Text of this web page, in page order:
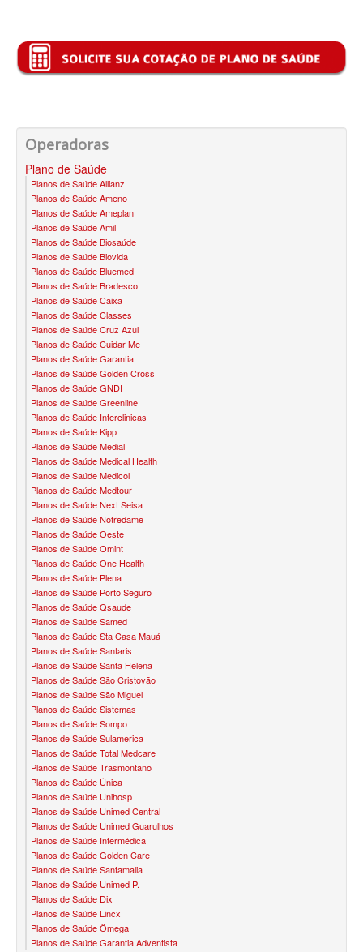
BLUE MED PLANO DE SAÚDE FAMILIAR
BIOVIDA PLANO DE SAÚDE FAMILIAR
GNDI PLANO DE SAÚDE FAMILIAR
GARANTIA GS PLANO DE SAÚDE FAMILIAR
INTERCLINICAS PLANO DE SAÚDE FAMILIAR
KIPP PLANO DE SAÚDE FAMILIAR
MED TOUR PLANO DE SAÚDE FAMILIAR
MEDICAL HEALTH PLANO DE SAÚDE FAMILIAR
PLENA PLANO DE SAÚDE FAMILIAR
QSAUDE PLANO DE SAÚDE FAMILIAR
SANTA HELENA PLANO DE SAÚDE FAMILIAR
SANTARIS PLANO DE SAÚDE FAMILIAR
SÃO CRISTOVÃO PLANO DE SAÚDE FAMILIAR
SÃO MIGUEL PLANO DE SAÚDE FAMILIAR
STA CASA MAUÁ PLANO DE SAÚDE FAMILIAR
TOTAL MEDCARE PLANO DE SAÚDE FAMILIAR
UNIMED GUARULHOS PLANO DE SAÚDE FAMILIAR
CLASSES PLANO DE SAÚDE FAMILIAR
PLANO DE SAÚDE INFANTIL
AMIL PLANO DE SAÚDE INFANTIL
BIO SAÚDE PLANO DE SAÚDE INFANTIL
BIOVIDA PLANO DE SAÚDE INFANTIL
BLUE MED PLANO DE SAÚDE INFANTIL
CLASSES PLANO DE SAÚDE INFANTIL
CUIDAR ME PLANO DE SAÚDE INFANTIL
GARANTIA GS PLANO DE SAÚDE INFANTIL
Operadoras
Plano de Saúde
Planos de Saúde Allianz
Planos de Saúde Ameno
Planos de Saúde Ameplan
Planos de Saúde Amil
Planos de Saúde Biosaúde
Planos de Saúde Biovida
Planos de Saúde Bluemed
Planos de Saúde Bradesco
Planos de Saúde Caixa
Planos de Saúde Classes
Planos de Saúde Cruz Azul
Planos de Saúde Cuidar Me
Planos de Saúde Garantia
Planos de Saúde Golden Cross
Planos de Saúde GNDI
Planos de Saúde Greenline
Planos de Saúde Interclinicas
Planos de Saúde Kipp
Planos de Saúde Medial
Planos de Saúde Medical Health
Planos de Saúde Medicol
Planos de Saúde Medtour
Planos de Saúde Next Seisa
Planos de Saúde Notredame
Planos de Saúde Oeste
Planos de Saúde Omint
Planos de Saúde One Health
Planos de Saúde Plena
Planos de Saúde Porto Seguro
Planos de Saúde Qsaude
Planos de Saúde Samed
Planos de Saúde Sta Casa Mauá
Planos de Saúde Santaris
Planos de Saúde Santa Helena
Planos de Saúde São Cristovão
Planos de Saúde São Miguel
Planos de Saúde Sistemas
Planos de Saúde Sompo
Planos de Saúde Sulamerica
Planos de Saúde Total Medcare
Planos de Saúde Trasmontano
Planos de Saúde Única
Planos de Saúde Unihosp
Planos de Saúde Unimed Central
Planos de Saúde Unimed Guarulhos
Planos de Saúde Intermédica
Planos de Saúde Golden Care
Planos de Saúde Santamalia
Planos de Saúde Unimed P.
Planos de Saúde Dix
Planos de Saúde Lincx
Planos de Saúde Ômega
Planos de Saúde Garantia Adventista